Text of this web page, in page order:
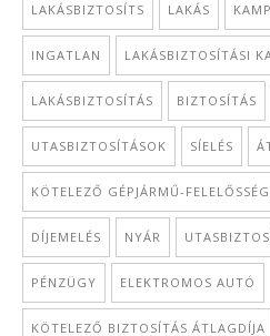
LAKÁSBIZTOSÍTS LAKÁS
INGATLAN LAKÁSBIZTOSÍTÁSI
LAKÁSBIZTOSÍTÁS BIZTOSÍTÁS
UTASBIZTOSÍTÁSOK SÍELÉS
KÖTELEZŐ GÉPJÁRMŰ-
DÍJEMELÉS NYÁR
PÉNZÜGY ELEKTROMOS AUTÓ
KÖTELEZŐ BIZTOSÍTÁS ÁTLAGDÍJA